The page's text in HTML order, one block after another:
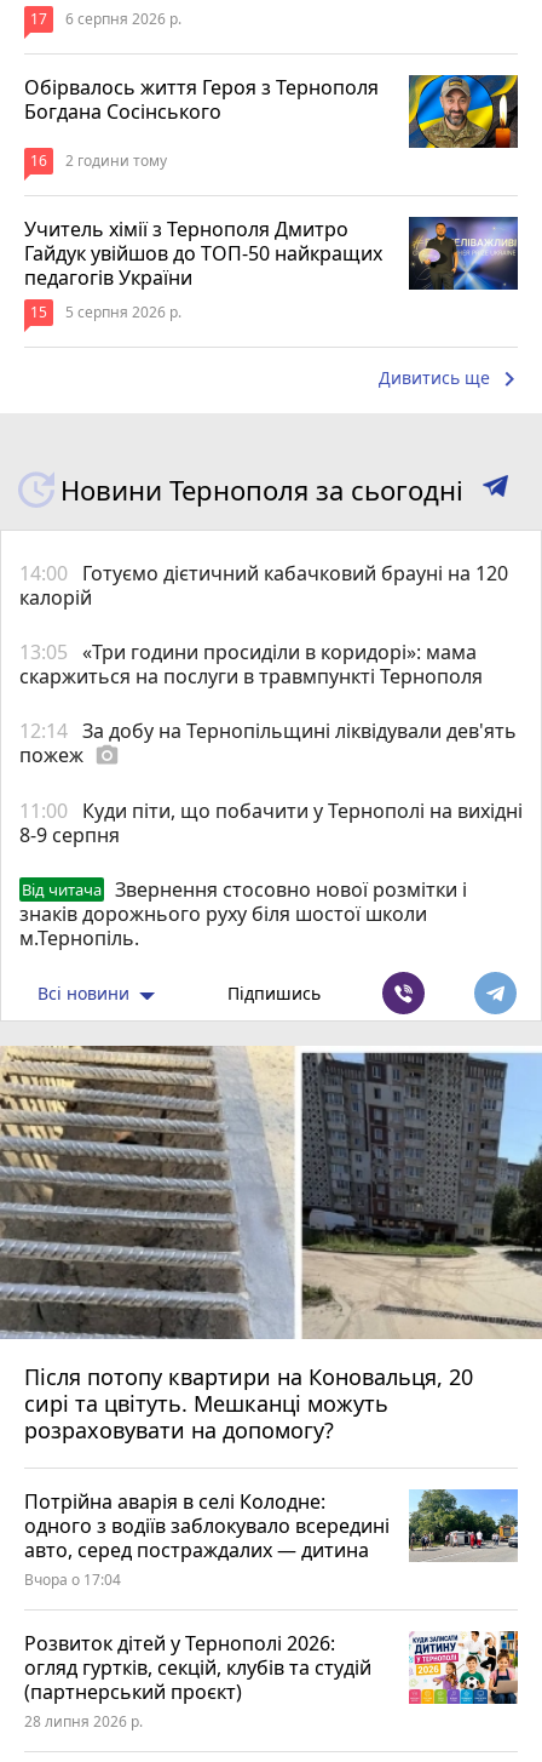
17 6 серпня 2026 р.
Обірвалось життя Героя з Тернополя
Богдана Сосінського
16 2 години тому
Учитель хімії з Тернополя Дмитро
Гайдук увійшов до ТОП-50 найкращих
педагогів України
15 5 серпня 2026 р.
Дивитись ще keyboard_arrow_right
Новини Тернополя за сьогодні
14:00 Готуємо дієтичний кабачковий брауні на 120
калорій
13:05 «Три години просиділи в коридорі»: мама
скаржиться на послуги в травмпункті Тернополя
12:14 За добу на Тернопільщині ліквідували дев'ять
пожеж photo_camera
11:00 Куди піти, що побачити у Тернополі на вихідні
8-9 серпня
Від читача
Звернення стосовно нової розмітки і
знаків дорожнього руху біля шостої школи
м.Тернопіль.
Всі новини Підпишись
Після потопу квартири на Коновальця, 20
сирі та цвітуть. Мешканці можуть
розраховувати на допомогу?
Потрійна аварія в селі Колодне:
одного з водіїв заблокувало всередині
авто, серед постраждалих — дитина
Вчора о 17:04
Розвиток дітей у Тернополі 2026:
огляд гуртків, секцій, клубів та студій
(партнерський проєкт)
28 липня 2026 р.